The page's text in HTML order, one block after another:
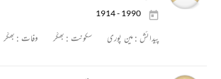
1914 - 1990
پیدائش :مین پوری سکونت : بھکّر وفات : بھکّر